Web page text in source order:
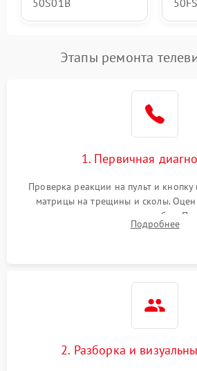
50S01B
Этапы ремонта
1. Первичная
Проверка реакции на пульт и
матрицы на трещины и сколы.
подсветки и индикаторов ошибок.
источников сигнала для выявления
Подробнее
2. Разборка и